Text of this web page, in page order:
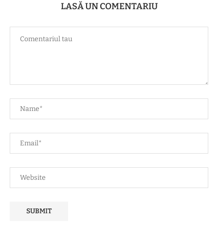
LASĂ UN COMENTARIU